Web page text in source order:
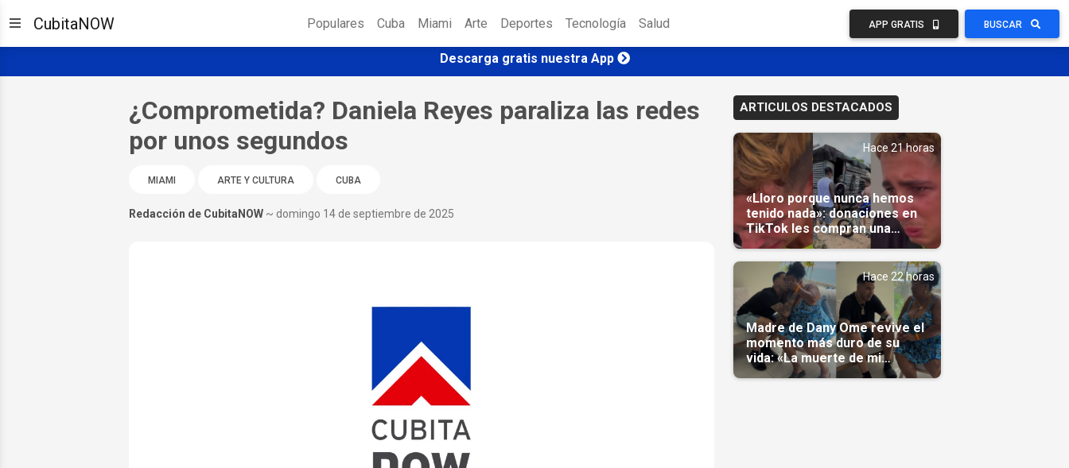
CubitaNOW Populares Cuba Miami Arte Deportes Tecnología Salud APP GRATIS BUSCAR
Descarga gratis nuestra App
¿Comprometida? Daniela Reyes paraliza las redes
por unos segundos
MIAMI ARTE Y CULTURA CUBA
Redacción de CubitaNOW ~ domingo 14 de septiembre de 2025
ARTICULOS DESTACADOS
Hace 21 horas
«Lloro porque nunca hemos
tenido nada»: donaciones en
TikTok les compran una
casa(Video)
Hace 22 horas
Madre de Dany Ome revive el
momento más duro de su
vida: «La muerte de mi
nieto»(Video)